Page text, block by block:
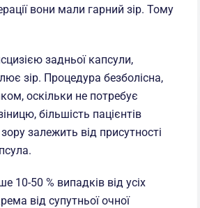
вони мали гарний зір. Тому
задньої капсули,
зір. Процедура безболісна,
оскільки не потребує
більшість пацієнтів
залежить від присутності
10-50 % випадків від усіх
від супутньої очної